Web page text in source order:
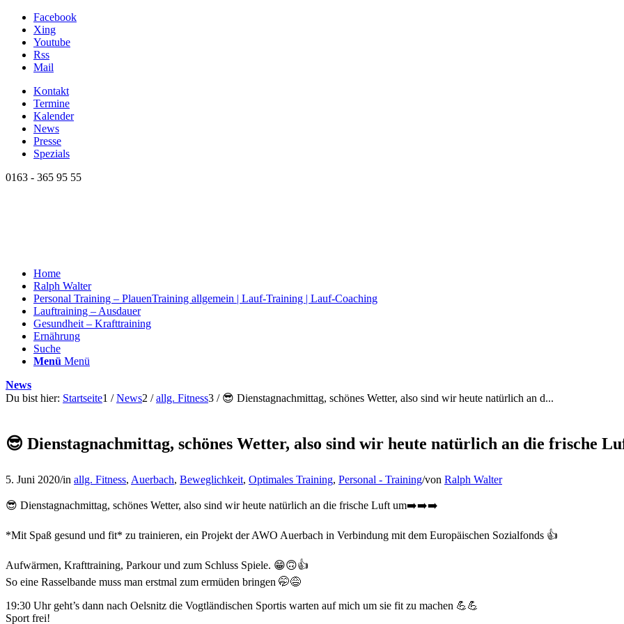
Facebook
Xing
Youtube
Rss
Mail
Kontakt
Termine
Kalender
News
Presse
Spezials
0163 - 365 95 55
Home
Ralph Walter
Personal Training – PlauenTraining allgemein | Lauf-Training | Lauf-Coaching
Lauftraining – Ausdauer
Gesundheit – Krafttraining
Ernährung
Suche
Menü Menü
News
Du bist hier: Startseite1 / News2 / allg. Fitness3 / 😎 Dienstagnachmittag, schönes Wetter, also sind wir heute natürlich an d...
😎 Dienstagnachmittag, schönes Wetter, also sind wir heute natürlich an die frische
5. Juni 2020/in allg. Fitness, Auerbach, Beweglichkeit, Optimales Training, Personal - Training/von Ralph Walter
😎 Dienstagnachmittag, schönes Wetter, also sind wir heute natürlich an die frische Luft um➡️➡️➡️
*Mit Spaß gesund und fit* zu trainieren, ein Projekt der AWO Auerbach in Verbindung mit dem Europäischen Sozialfonds 👍
Aufwärmen, Krafttraining, Parkour und zum Schluss Spiele. 😁🙃👍
So eine Rasselbande muss man erstmal zum ermüden bringen 🤭😅
19:30 Uhr geht’s dann nach Oelsnitz die Vogtländischen Sportis warten auf mich um sie fit zu machen 💪💪
Sport frei!